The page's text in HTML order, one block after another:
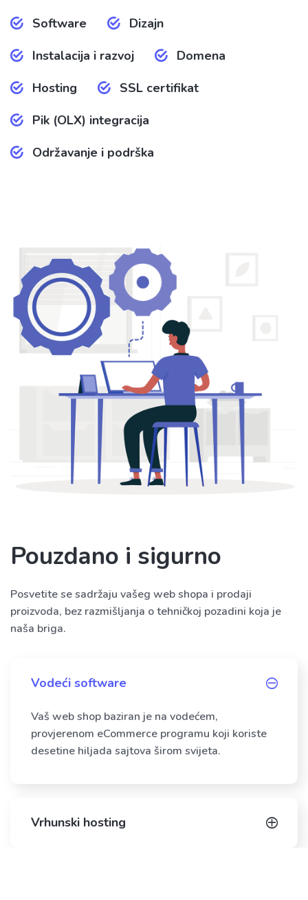
Software
Dizajn
Instalacija i razvoj
Domena
Hosting
SSL certifikat
Pik (OLX) integracija
Održavanje i podrška
Pouzdano i sigurno
Posvetite se sadržaju vašeg web shopa i prodaji
proizvoda, bez razmišljanja o tehničkoj pozadini koja je
naša briga.
Vodeći software
Vaš web shop baziran je na vodećem,
provjerenom eCommerce programu koji koriste
desetine hiljada sajtova širom svijeta.
Vrhunski hosting